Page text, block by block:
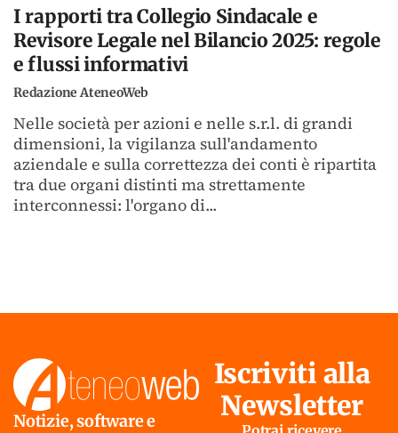
I rapporti tra Collegio Sindacale e
Revisore Legale nel Bilancio 2025: regole
e flussi informativi
Redazione AteneoWeb
Nelle società per azioni e nelle s.r.l. di grandi
dimensioni, la vigilanza sull'andamento
aziendale e sulla correttezza dei conti è ripartita
tra due organi distinti ma strettamente
interconnessi: l'organo di...
Notizie, software e
Iscriviti alla
Newsletter